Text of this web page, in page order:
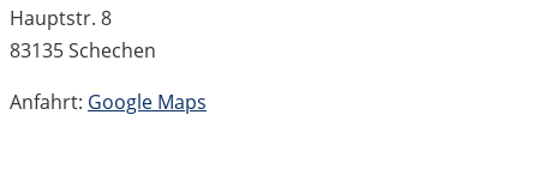
Hauptstr. 8
83135 Schechen
Anfahrt: Google Maps